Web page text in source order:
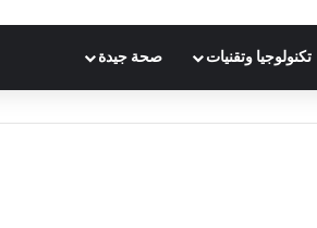
تكنولوجيا وتقنيات صحة جيدة